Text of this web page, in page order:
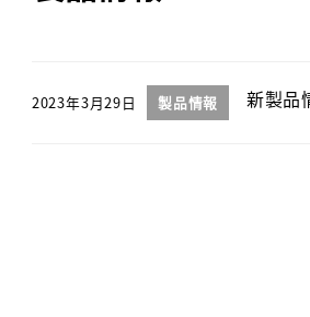
新製品
2023年3月29日 製品情報